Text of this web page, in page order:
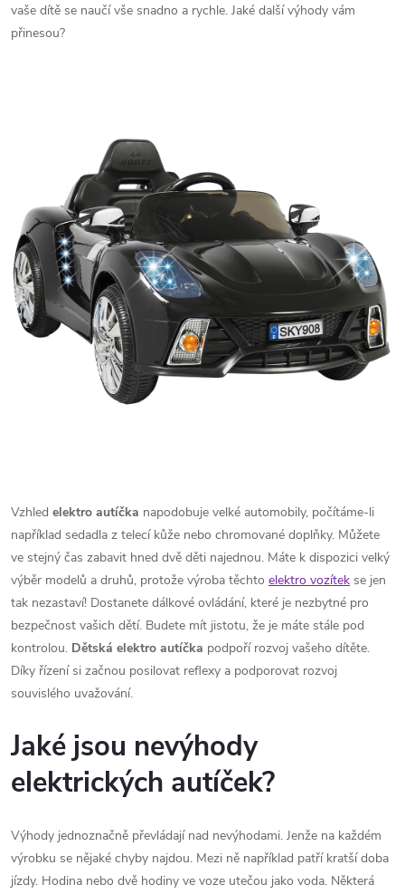
vaše dítě se naučí vše snadno a rychle. Jaké další výhody vám
přinesou?
Vzhled elektro autíčka napodobuje velké automobily, počítáme-li
například sedadla z telecí kůže nebo chromované doplňky. Můžete
ve stejný čas zabavit hned dvě děti najednou. Máte k dispozici velký
výběr modelů a druhů, protože výroba těchto elektro vozítek se jen
tak nezastaví! Dostanete dálkové ovládání, které je nezbytné pro
bezpečnost vašich dětí. Budete mít jistotu, že je máte stále pod
kontrolou. Dětská elektro autíčka podpoří rozvoj vašeho dítěte.
Díky řízení si začnou posilovat reflexy a podporovat rozvoj
souvislého uvažování.
Jaké jsou nevýhody
elektrických autíček?
Výhody jednoznačně převládají nad nevýhodami. Jenže na každém
výrobku se nějaké chyby najdou. Mezi ně například patří kratší doba
jízdy. Hodina nebo dvě hodiny ve voze utečou jako voda. Některá